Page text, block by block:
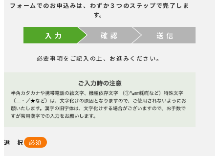
フォームでのお申込みは、わずか３つのステップで完了しま
す。
入 力 確 認 送 信
必要事項をご記入の上、お進みください。
選 択 必須